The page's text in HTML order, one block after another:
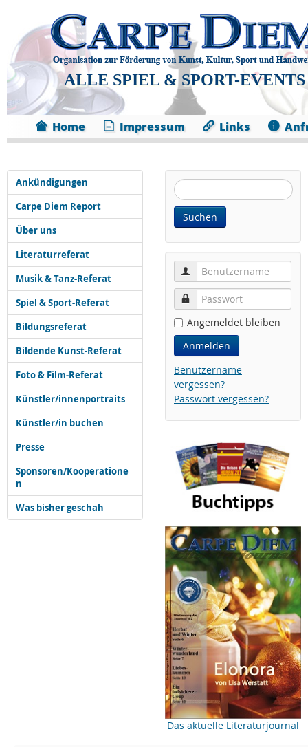
ALLE SPIEL & SPORT-EVENTS
Home Impressum Links
Ankündigungen
Carpe Diem Report
Über uns
Literaturreferat
Musik & Tanz-Referat
Spiel & Sport-Referat
Bildungsreferat
Bildende Kunst-Referat
Foto & Film-Referat
Künstler/innenportraits
Künstler/in buchen
Presse
Sponsoren/Kooperatione
n
Was bisher geschah
Website
durchsuchen:
Suchen
Benutzername
Passwort
Angemeldet bleiben
Anmelden
Benutzername
vergessen?
Passwort vergessen?
Das aktuelle Literaturjournal